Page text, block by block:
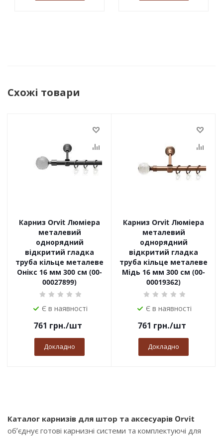
Схожі товари
Карниз Orvit Люміера
металевий
однорядний
відкритий гладка
труба кільце металеве
Онікс 16 мм 300 см (00-
00027899)
Є в наявності
761 грн./шт
Докладно
Карниз Orvit Люміера
металевий
однорядний
відкритий гладка
труба кільце металеве
Мідь 16 мм 300 см (00-
00019362)
Є в наявності
761 грн./шт
Докладно
Каталог карнизів для штор та аксесуарів Orvit
об’єднує готові карнизні системи та комплектуючі для